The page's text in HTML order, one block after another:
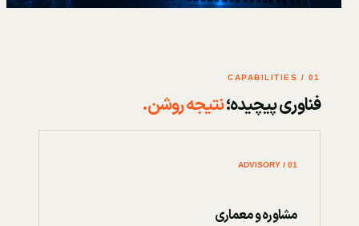
01 / CAPABILITIES
فناوری پیچیده؛نتیجه روشن.
01 / ADVISORY
مشاوره و معماری